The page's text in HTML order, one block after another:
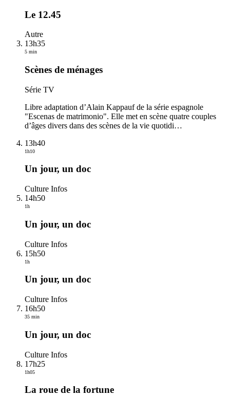
Le 12.45
Autre
13h35
5 min
Scènes de ménages
Série TV
Libre adaptation d’Alain Kappauf de la série espagnole
"Escenas de matrimonio". Elle met en scène quatre couples
d’âges divers dans des scènes de la vie quotidi…
13h40
1h10
Un jour, un doc
Culture Infos
14h50
1h
Un jour, un doc
Culture Infos
15h50
1h
Un jour, un doc
Culture Infos
16h50
35 min
Un jour, un doc
Culture Infos
17h25
1h05
La roue de la fortune